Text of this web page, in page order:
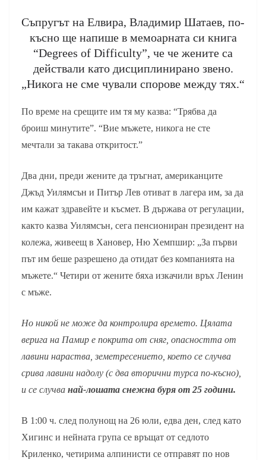
Съпругът на Елвира, Владимир Шатаев, по-
късно ще напише в мемоарната си книга
“Degrees of Difficulty”, че че жените са
действали като дисциплинирано звено.
„Никога не сме чували спорове между тях.“
По време на срещите им тя му казва: “Трябва да
броиш минутите”. “Вие мъжете, никога не сте
мечтали за такава откритост.”
Два дни, преди жените да тръгнат, американците
Джъд Уилямсън и Питър Лев отиват в лагера им, за да
им кажат здравейте и късмет. В държава от регулации,
както казва Уилямсън, сега пенсиониран президент на
колежа, живеещ в Хановер, Ню Хемпшир: „За първи
път им беше разрешено да отидат без компанията на
мъжете.“ Четири от жените бяха изкачили връх Ленин
с мъже.
Но никой не може да контролира времето. Цялата
верига на Памир е покрита от сняг, опасността от
лавини нараства, земетресението, което се случва
срива лавини надолу (с два вторични турса по-късно),
и се случва най-лошата снежна буря от 25 години.
В 1:00 ч. след полунощ на 26 юли, едва ден, след като
Хигинс и нейната група се връщат от седлото
Криленко, четирима алпинисти се отправят по нов